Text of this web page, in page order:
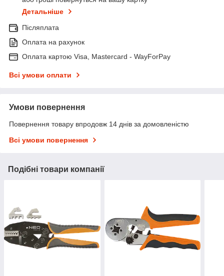
Детальніше
Післяплата
Оплата на рахунок
Оплата картою Visa, Mastercard - WayForPay
Всі умови оплати
Умови повернення
Повернення товару впродовж 14 днів за домовленістю
Всі умови повернення
Подібні товари компанії